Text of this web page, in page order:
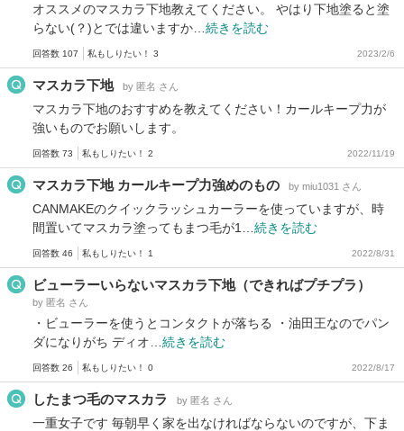
オススメのマスカラ下地教えてください。 やはり下地塗ると塗
らない(？)とでは違いますか… 続きを読む
回答数 107 私もしりたい！ 3 2023/2/6
マスカラ下地 by 匿名 さん
マスカラ下地のおすすめを教えてください！カールキープ力が
強いものでお願いします。
回答数 73 私もしりたい！ 2 2022/11/19
マスカラ下地 カールキープ力強めのもの by miu1031 さん
CANMAKEのクイックラッシュカーラーを使っていますが、時
間置いてマスカラ塗ってもまつ毛が1… 続きを読む
回答数 46 私もしりたい！ 1 2022/8/31
ビューラーいらないマスカラ下地（できればプチプラ）
by 匿名 さん
・ビューラーを使うとコンタクトが落ちる ・油田王なのでパン
ダになりがち ディオ… 続きを読む
回答数 26 私もしりたい！ 0 2022/8/17
したまつ毛のマスカラ by 匿名 さん
一重女子です 毎朝早く家を出なければならないのですが、下ま